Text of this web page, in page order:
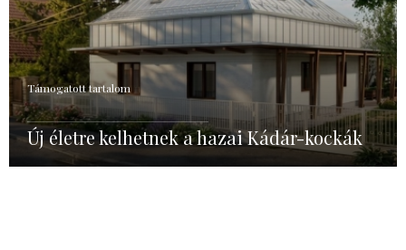
Támogatott tartalom
Új életre kelhetnek a hazai Kádár-kockák